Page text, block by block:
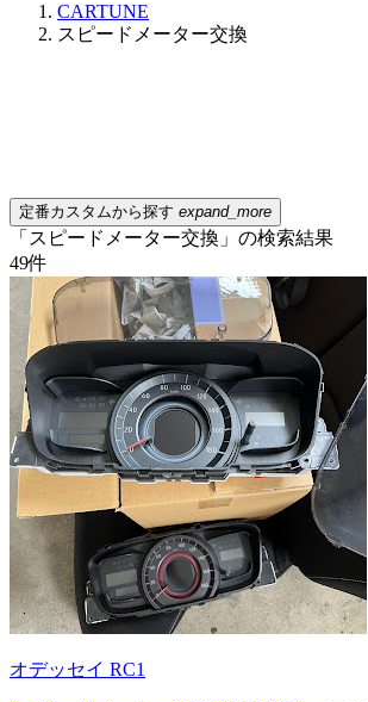
CARTUNE
スピードメーター交換
定番カスタムから探す expand_more
「スピードメーター交換」の検索結果
49件
オデッセイ RC1